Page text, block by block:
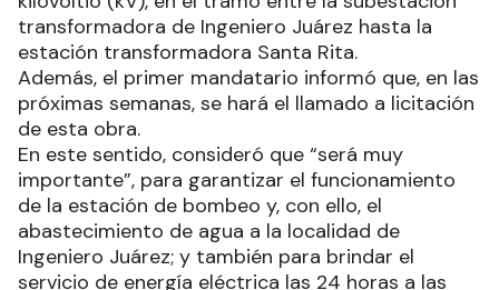
transformadora de Ingeniero Juárez hasta la
estación transformadora Santa Rita.
Además, el primer mandatario informó que, en las
próximas semanas, se hará el llamado a licitación
de esta obra.
En este sentido, consideró que “será muy
importante”, para garantizar el funcionamiento
de la estación de bombeo y, con ello, el
abastecimiento de agua a la localidad de
Ingeniero Juárez; y también para brindar el
servicio de energía eléctrica las 24 horas a las